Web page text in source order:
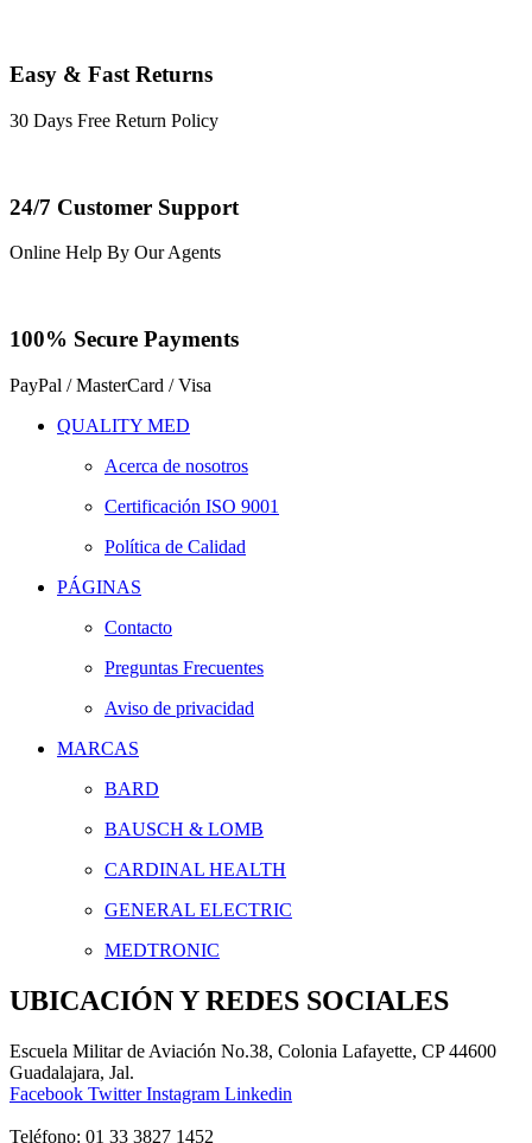
Easy & Fast Returns
30 Days Free Return Policy
24/7 Customer Support
Online Help By Our Agents
100% Secure Payments
PayPal / MasterCard / Visa
QUALITY MED
Acerca de nosotros
Certificación ISO 9001
Política de Calidad
PÁGINAS
Contacto
Preguntas Frecuentes
Aviso de privacidad
MARCAS
BARD
BAUSCH & LOMB
CARDINAL HEALTH
GENERAL ELECTRIC
MEDTRONIC
UBICACIÓN Y REDES SOCIALES
Escuela Militar de Aviación No.38, Colonia Lafayette, CP 44600
Guadalajara, Jal.
Facebook Twitter Instagram Linkedin
Teléfono: 01 33 3827 1452